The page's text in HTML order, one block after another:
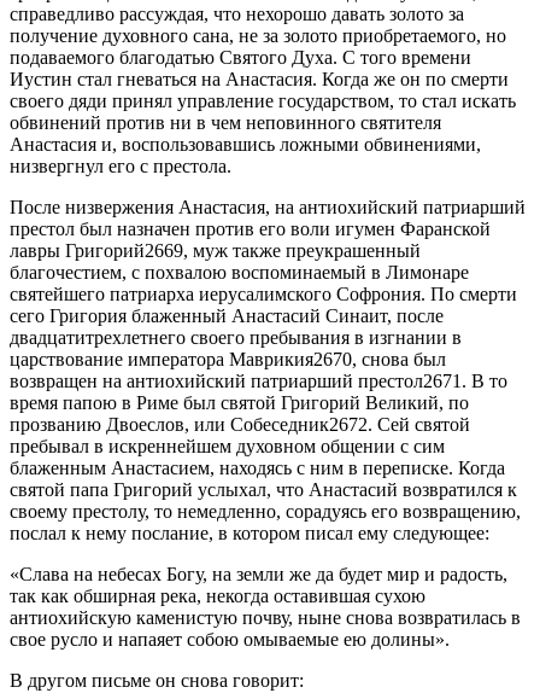
справедливо рассуждая, что нехорошо давать золото за
получение духовного сана, не за золото приобретаемого, но
подаваемого благодатью Святого Духа. С того времени
Иустин стал гневаться на Анастасия. Когда же он по смерти
своего дяди принял управление государством, то стал искать
обвинений против ни в чем неповинного святителя
Анастасия и, воспользовавшись ложными обвинениями,
низвергнул его с престола.
После низвержения Анастасия, на антиохийский патриарший
престол был назначен против его воли игумен Фаранской
лавры Григорий2669, муж также преукрашенный
благочестием, с похвалою воспоминаемый в Лимонаре
святейшего патриарха иерусалимского Софрония. По смерти
сего Григория блаженный Анастасий Синаит, после
двадцатитрехлетнего своего пребывания в изгнании в
царствование императора Маврикия2670, снова был
возвращен на антиохийский патриарший престол2671. В то
время папою в Риме был святой Григорий Великий, по
прозванию Двоеслов, или Собеседник2672. Сей святой
пребывал в искреннейшем духовном общении с сим
блаженным Анастасием, находясь с ним в переписке. Когда
святой папа Григорий услыхал, что Анастасий возвратился к
своему престолу, то немедленно, сорадуясь его возвращению,
послал к нему послание, в котором писал ему следующее:
«Слава на небесах Богу, на земли же да будет мир и радость,
так как обширная река, некогда оставившая сухою
антиохийскую каменистую почву, ныне снова возвратилась в
свое русло и напаяет собою омываемые ею долины».
В другом письме он снова говорит: